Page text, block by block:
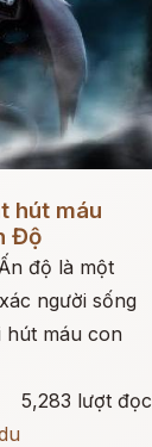
hút máu
Độ
độ là một
người sống
hút máu con
5,283 lượt đọc